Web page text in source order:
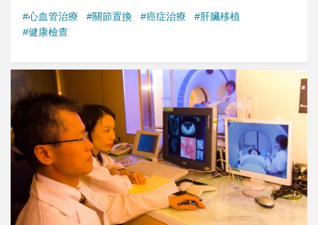
#心血管治療 #關節置換 #癌症治療
#肝臟移植
#健康檢查